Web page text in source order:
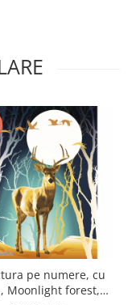
pe numere, cu
Moonlight forest,